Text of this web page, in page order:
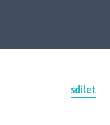
sdílet